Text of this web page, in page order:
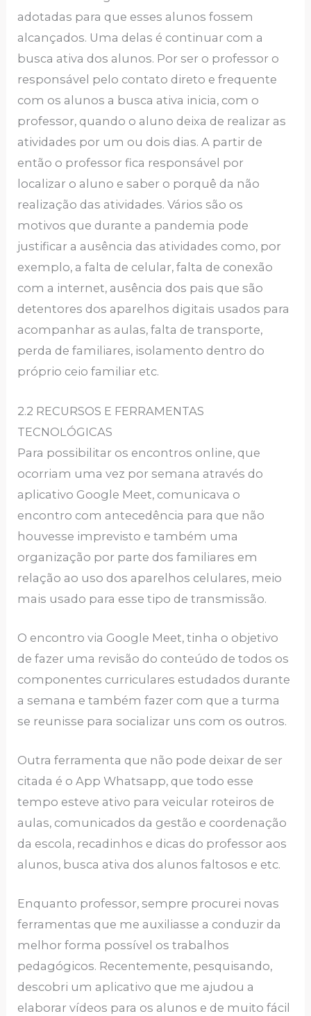
adotadas para que esses alunos fossem
alcançados. Uma delas é continuar com a
busca ativa dos alunos. Por ser o professor o
responsável pelo contato direto e frequente
com os alunos a busca ativa inicia, com o
professor, quando o aluno deixa de realizar as
atividades por um ou dois dias. A partir de
então o professor fica responsável por
localizar o aluno e saber o porquê da não
realização das atividades. Vários são os
motivos que durante a pandemia pode
justificar a ausência das atividades como, por
exemplo, a falta de celular, falta de conexão
com a internet, ausência dos pais que são
detentores dos aparelhos digitais usados para
acompanhar as aulas, falta de transporte,
perda de familiares, isolamento dentro do
próprio ceio familiar etc.
2.2 RECURSOS E FERRAMENTAS
TECNOLÓGICAS
Para possibilitar os encontros online, que
ocorriam uma vez por semana através do
aplicativo Google Meet, comunicava o
encontro com antecedência para que não
houvesse imprevisto e também uma
organização por parte dos familiares em
relação ao uso dos aparelhos celulares, meio
mais usado para esse tipo de transmissão.
O encontro via Google Meet, tinha o objetivo
de fazer uma revisão do conteúdo de todos os
componentes curriculares estudados durante
a semana e também fazer com que a turma
se reunisse para socializar uns com os outros.
Outra ferramenta que não pode deixar de ser
citada é o App Whatsapp, que todo esse
tempo esteve ativo para veicular roteiros de
aulas, comunicados da gestão e coordenação
da escola, recadinhos e dicas do professor aos
alunos, busca ativa dos alunos faltosos e etc.
Enquanto professor, sempre procurei novas
ferramentas que me auxiliasse a conduzir da
melhor forma possível os trabalhos
pedagógicos. Recentemente, pesquisando,
descobri um aplicativo que me ajudou a
elaborar vídeos para os alunos e de muito fácil